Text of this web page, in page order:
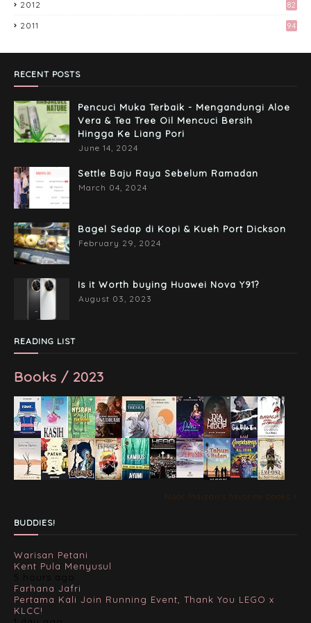
2012 82
2011 94
RECENT POSTS
Pencuci Muka Terbaik - Mengandungi Aloe
Vera & Tea Tree Oil Mencuci Bersih
Hingga Ke Liang Pori
June 14, 2024
Settle Baju Raya Sebelum Ramadan
March 04, 2024
Bagel Sedap di Kopi & Kueh Port Dickson
February 29, 2024
Is it Worth buying Huawei Nova Y91?
August 03, 2023
READING LIST
Books / 2023
Noor Maizan's favorite books »
BUDDIES!
Warisan Petani
Kent Pula Menyusul
Farhana Jafri
Pertama Kali Join Running Event, Thank You LEGO x
KLCC!